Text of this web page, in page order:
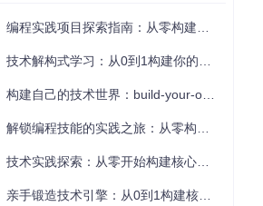
编程实践项目探索指南：从零构建技术能力体系
技术解构式学习：从0到1构建你的编程知识体系
构建自己的技术世界：build-your-own-x项目的实践探索指南
解锁编程技能的实践之旅：从零构建你的技术世界
技术实践探索：从零开始构建核心系统的实践指南
亲手锻造技术引擎：从0到1构建核心系统的实践指南